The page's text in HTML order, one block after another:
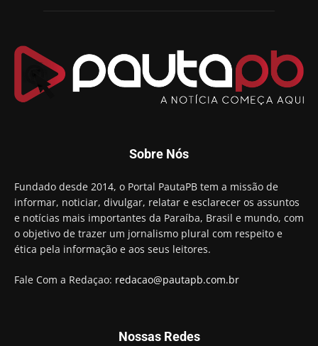
Chapa dos sonhos: Cícero agradece a Galdino,
Arthur Lira parabeniza Karla Pimentel por sua
reeleição em Conde
00:23
Aguinaldo Ribeiro destaca apoio do PP a Hugo
preso e faz vídeo na cadeia
Hugo Motta retira projeto que permitia bancos
"confiscar" dinheiro de clientes
01:49
Descaso da gestão Panta deixa crianças e
professoras 'ilhadas' em creche
00:16
Sobre Nós
Fundado desde 2014, o Portal PautaPB tem a missão de
informar, noticiar, divulgar, relatar e esclarecer os assuntos
e notícias mais importantes da Paraíba, Brasil e mundo, com
o objetivo de trazer um jornalismo plural com respeito e
ética pela informação e aos seus leitores.
Fale Com a Redaçao: redacao@pautapb.com.br
Nossas Redes